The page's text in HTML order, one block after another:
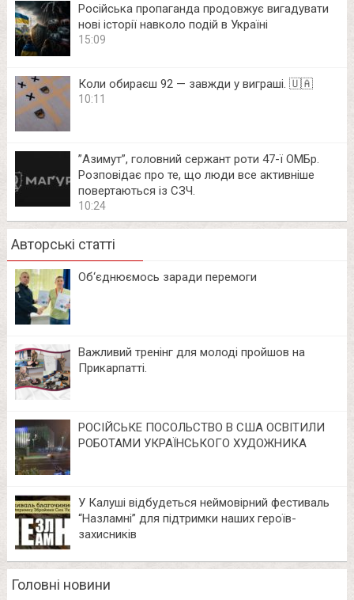
Російська пропаганда продовжує вигадувати
нові історії навколо подій в Україні
15:09
Коли обираєш 92 — завжди у виграші. 🇺🇦
10:11
⁨”Азимут”, головний сержант роти 47-ї ОМБр.
Розповідає про те, що люди все активніше
повертаються із СЗЧ.
10:24
Авторські статті
Об‘єднюємось заради перемоги
Важливий тренінг для молоді пройшов на
Прикарпатті.
РОСІЙСЬКЕ ПОСОЛЬСТВО В США ОСВІТИЛИ
РОБОТАМИ УКРАЇНСЬКОГО ХУДОЖНИКА
У Калуші відбудеться неймовірний фестиваль
“Назламні” для підтримки наших героїв-
захисників
Головні новини